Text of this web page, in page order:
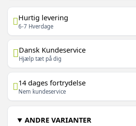
Hurtig levering
6-7 Hverdage
Dansk Kundeservice
Hjælp tæt på dig
14 dages fortrydelse
Nem kundeservice
ANDRE VARIANTER